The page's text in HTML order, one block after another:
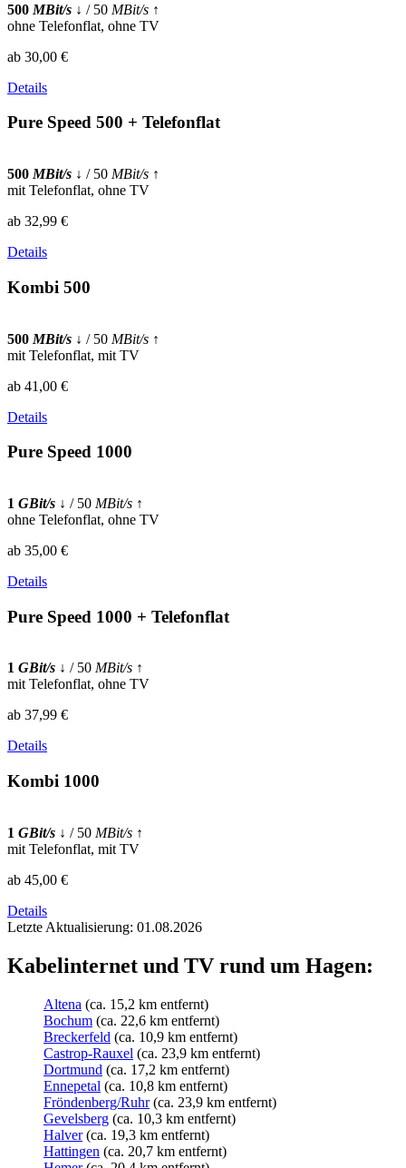
500 MBit/s ↓ / 50 MBit/s ↑
ohne Telefonflat, ohne TV
ab 30,00 €
Details
Pure Speed 500 + Telefonflat
500 MBit/s ↓ / 50 MBit/s ↑
mit Telefonflat, ohne TV
ab 32,99 €
Details
Kombi 500
500 MBit/s ↓ / 50 MBit/s ↑
mit Telefonflat, mit TV
ab 41,00 €
Details
Pure Speed 1000
1 GBit/s ↓ / 50 MBit/s ↑
ohne Telefonflat, ohne TV
ab 35,00 €
Details
Pure Speed 1000 + Telefonflat
1 GBit/s ↓ / 50 MBit/s ↑
mit Telefonflat, ohne TV
ab 37,99 €
Details
Kombi 1000
1 GBit/s ↓ / 50 MBit/s ↑
mit Telefonflat, mit TV
ab 45,00 €
Details
Letzte Aktualisierung: 01.08.2026
Kabelinternet und TV rund um Hagen:
Altena (ca. 15,2 km entfernt)
Bochum (ca. 22,6 km entfernt)
Breckerfeld (ca. 10,9 km entfernt)
Castrop-Rauxel (ca. 23,9 km entfernt)
Dortmund (ca. 17,2 km entfernt)
Ennepetal (ca. 10,8 km entfernt)
Fröndenberg/Ruhr(ca. 23,9 km entfernt)
Gevelsberg (ca. 10,3 km entfernt)
Halver(ca. 19,3 km entfernt)
Hattingen (ca. 20,7 km entfernt)